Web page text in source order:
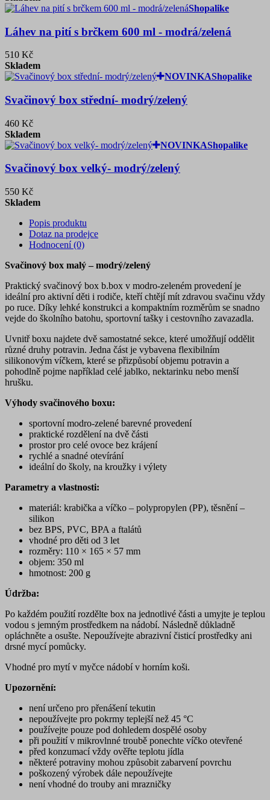
Shopalike
Láhev na pití s brčkem 600 ml - modrá/zelená
510 Kč
Skladem
NOVINKAShopalike
Svačinový box střední- modrý/zelený
460 Kč
Skladem
NOVINKAShopalike
Svačinový box velký- modrý/zelený
550 Kč
Skladem
Popis produktu
Dotaz na prodejce
Hodnocení (0)
Svačinový box malý – modrý/zelený
Praktický svačinový box b.box v modro-zeleném provedení je
ideální pro aktivní děti i rodiče, kteří chtějí mít zdravou svačinu vždy
po ruce. Díky lehké konstrukci a kompaktním rozměrům se snadno
vejde do školního batohu, sportovní tašky i cestovního zavazadla.
Uvnitř boxu najdete dvě samostatné sekce, které umožňují oddělit
různé druhy potravin. Jedna část je vybavena flexibilním
silikonovým víčkem, které se přizpůsobí objemu potravin a
pohodlně pojme například celé jablko, nektarinku nebo menší
hrušku.
Výhody svačinového boxu:
sportovní modro-zelené barevné provedení
praktické rozdělení na dvě části
prostor pro celé ovoce bez krájení
rychlé a snadné otevírání
ideální do školy, na kroužky i výlety
Parametry a vlastnosti:
materiál: krabička a víčko – polypropylen (PP), těsnění –
silikon
bez BPS, PVC, BPA a ftalátů
vhodné pro děti od 3 let
rozměry: 110 × 165 × 57 mm
objem: 350 ml
hmotnost: 200 g
Údržba:
Po každém použití rozdělte box na jednotlivé části a umyjte je teplou
vodou s jemným prostředkem na nádobí. Následně důkladně
opláchněte a osušte. Nepoužívejte abrazivní čisticí prostředky ani
drsné mycí pomůcky.
Vhodné pro mytí v myčce nádobí v horním koši.
Upozornění:
není určeno pro přenášení tekutin
nepoužívejte pro pokrmy teplejší než 45 °C
používejte pouze pod dohledem dospělé osoby
při použití v mikrovlnné troubě ponechte víčko otevřené
před konzumací vždy ověřte teplotu jídla
některé potraviny mohou způsobit zabarvení povrchu
poškozený výrobek dále nepoužívejte
není vhodné do trouby ani mrazničky